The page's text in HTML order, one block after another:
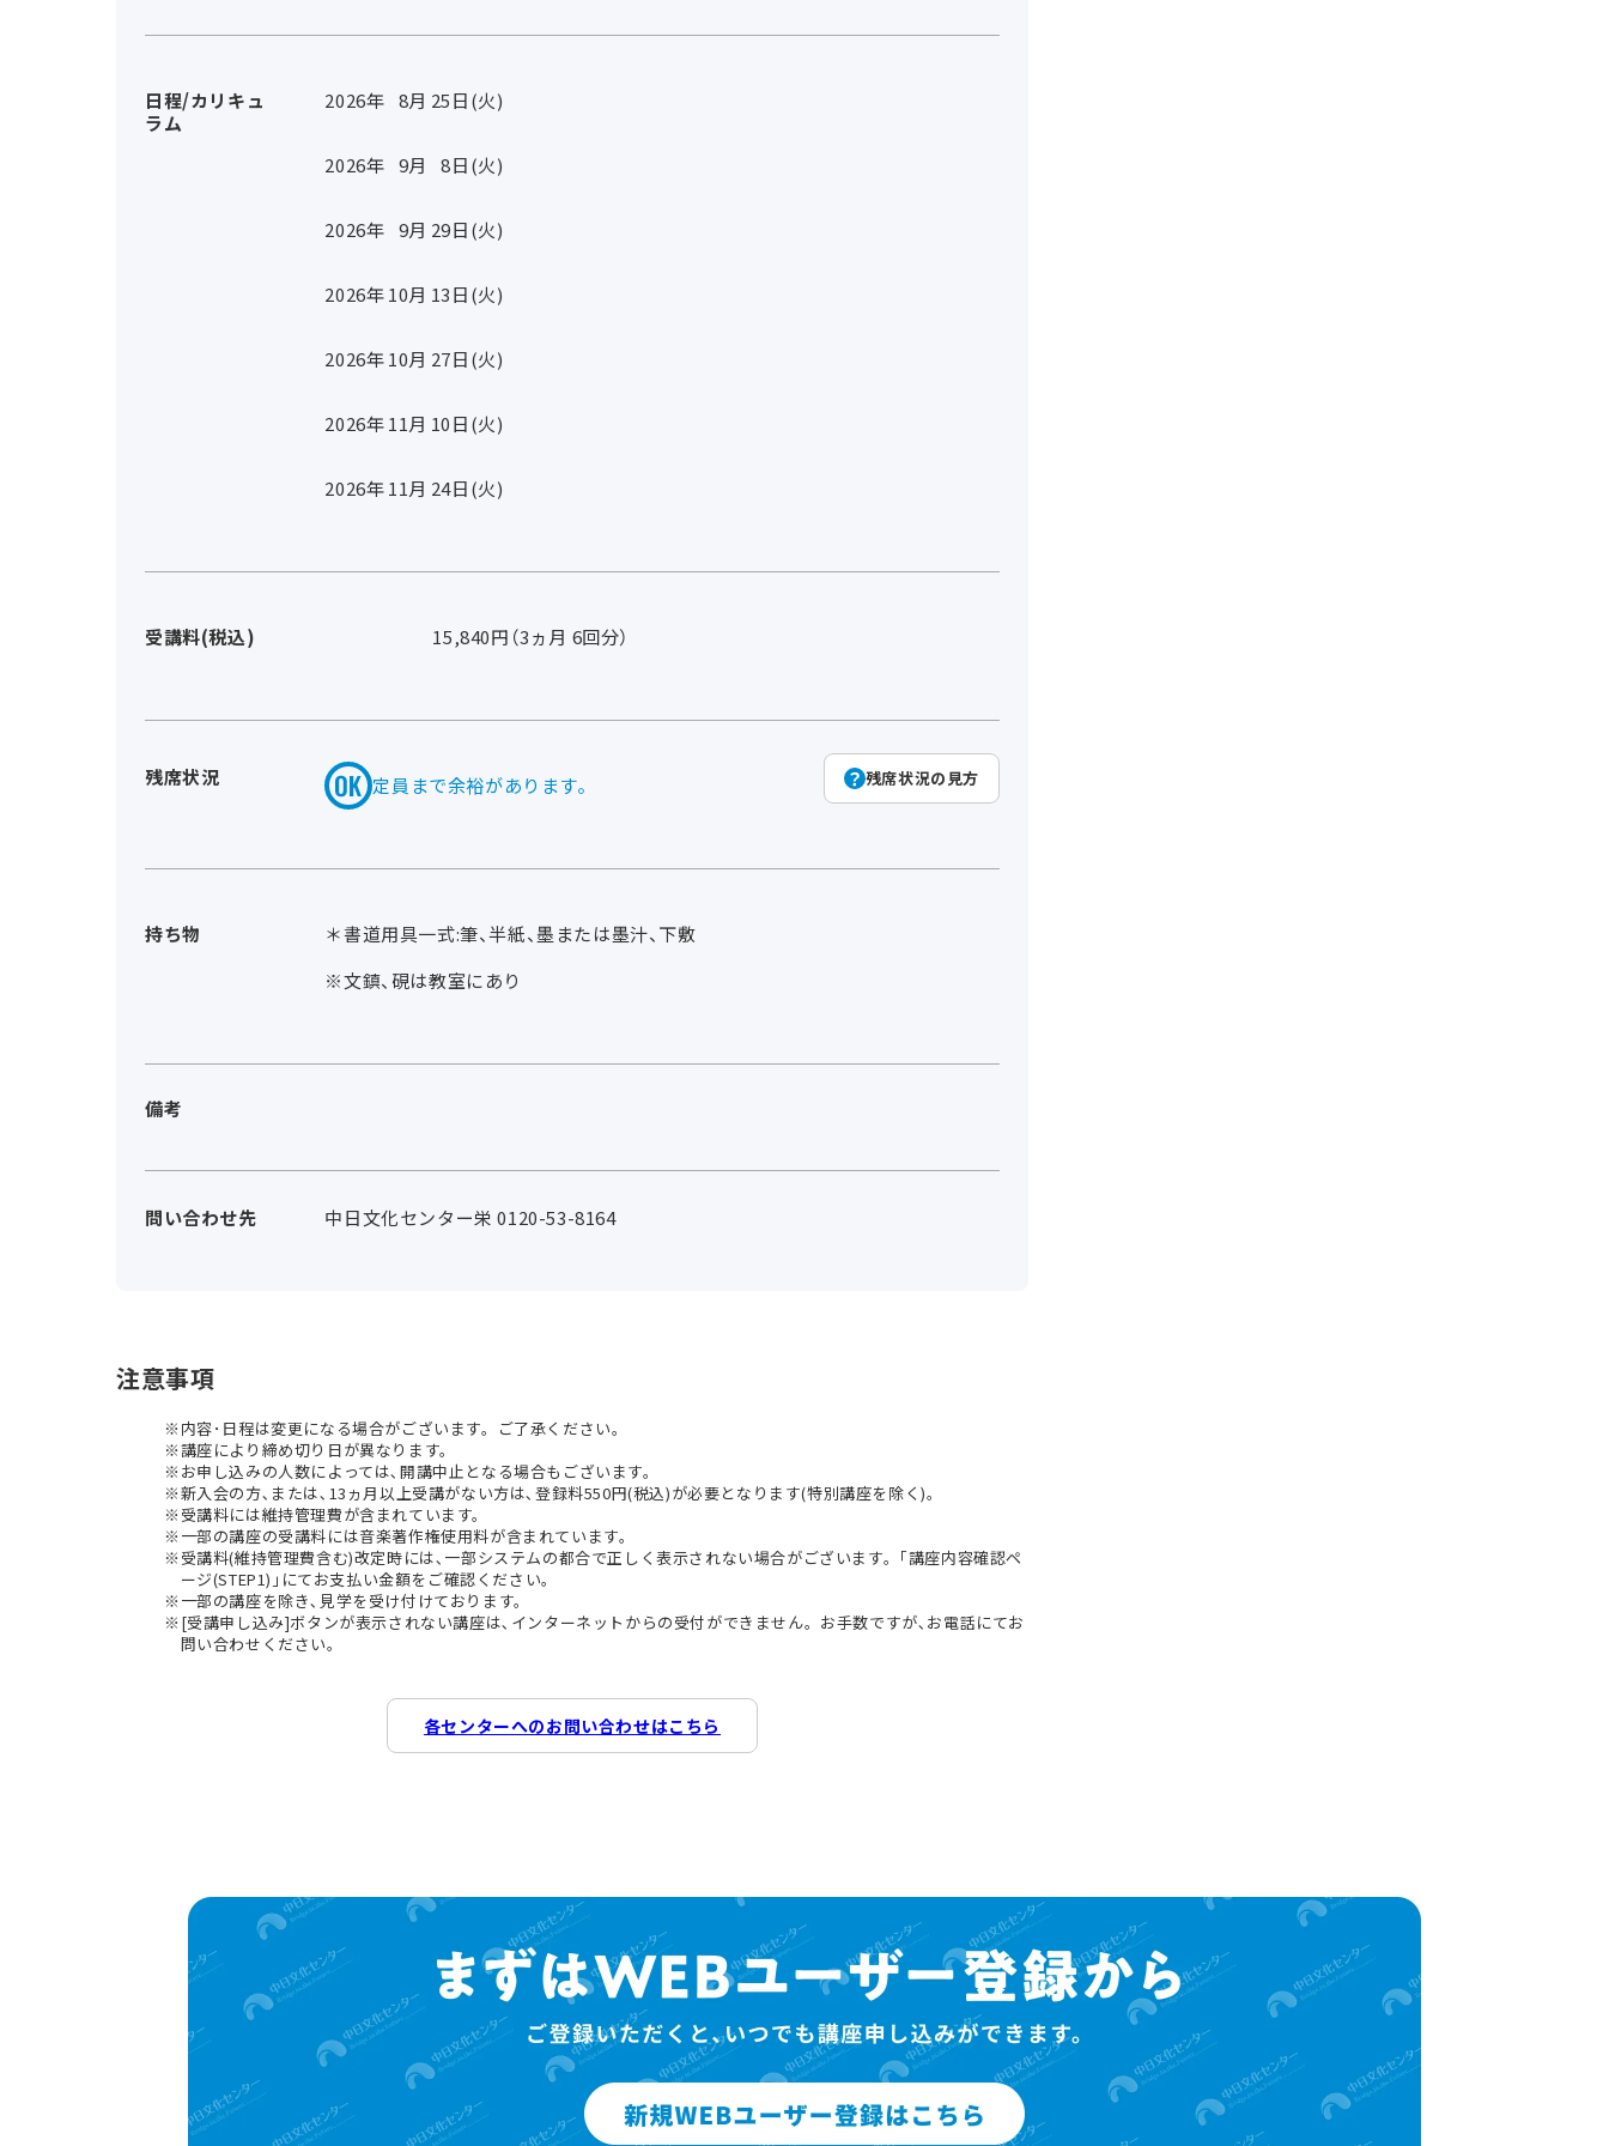
日程/カリキュ
ラム
2026年 8月 25日(火)
2026年 9月 8日(火)
2026年 9月 29日(火)
2026年10月 13日(火)
2026年10月 27日(火)
2026年11月 10日(火)
2026年11月 24日(火)
受講料(税込) 15,840円（3ヵ月 6回分）
残席状況 定員まで余裕があります。 残席状況の見方
持ち物
＊書道用具一式:筆、半紙、墨または墨汁、下敷
※文鎮、硯は教室にあり
備考
問い合わせ先 中日文化センター栄 0120-53-8164
注意事項
内容･日程は変更になる場合がございます。ご了承ください。
講座により締め切り日が異なります。
お申し込みの人数によっては､開講中止となる場合もございます。
新入会の方､または､13ヵ月以上受講がない方は､登録料550円(税込)が必要となります(特別講座を除く)。
受講料には維持管理費が含まれています。
一部の講座の受講料には音楽著作権使用料が含まれています。
受講料(維持管理費含む)改定時には､一部システムの都合で正しく表示されない場合がございます。｢講座内容確認ペ
ージ(STEP1)｣にてお支払い金額をご確認ください。
一部の講座を除き､見学を受け付けております。
[受講申し込み]ボタンが表示されない講座は､インターネットからの受付ができません。お手数ですが､お電話にてお
問い合わせください。
各センターへのお問い合わせはこちら